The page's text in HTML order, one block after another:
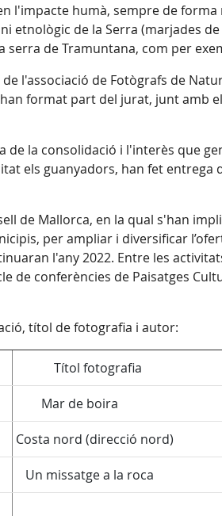
l'impacte humà, sempre de
de la Serra (marjades
de Tramuntana, com per
l'associació de Fotògrafs de
format part del jurat, junt amb
la consolidació i l'interès que
els guanyadors, han fet entrega
de Mallorca, en la qual s'han
per ampliar i diversificar
l'any 2022. Entre les
de conferències de Paisatges
títol de fotografia i autor:
Títol fotografia
Mar de boira
Costa nord (direcció nord)
Un missatge a la roca